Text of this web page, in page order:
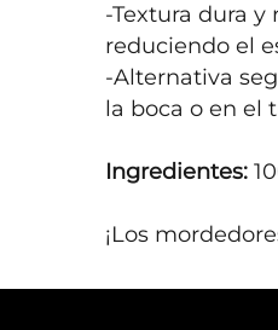
-Textura dura
reduciendo el
-Alternativa
la boca o en el
Ingredientes:
¡Los